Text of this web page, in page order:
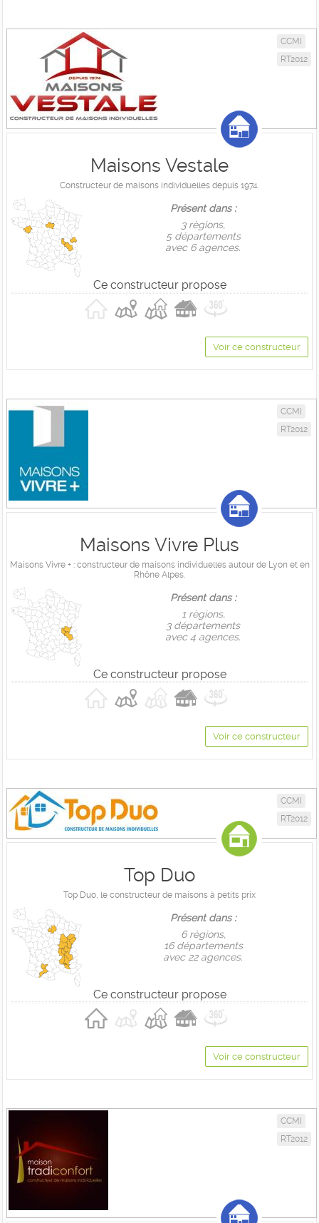
CCMI
RT2012
Maisons Vestale
Constructeur de maisons individuelles depuis 1974.
Présent dans :
3 règions,
5 départements
avec 6 agences.
Ce constructeur propose
Voir ce constructeur
CCMI
RT2012
Maisons Vivre Plus
Maisons Vivre + : constructeur de maisons individuelles autour de Lyon et en
Rhône Alpes.
Présent dans :
1 règions,
3 départements
avec 4 agences.
Ce constructeur propose
Voir ce constructeur
CCMI
RT2012
Top Duo
Top Duo, le constructeur de maisons à petits prix
Présent dans :
6 règions,
16 départements
avec 22 agences.
Ce constructeur propose
Voir ce constructeur
CCMI
RT2012